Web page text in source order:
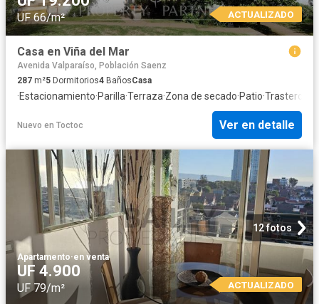
UF 66/m² ACTUALIZADO
Casa en Viña del Mar
Avenida Valparaíso, Población Saenz
287 m²5 Dormitorios4 BañosCasa
·Estacionamiento·Parilla·Terraza·Zona de secado·Patio·Trastero
Nuevo en Toctoc Ver en detalle
12 fotos
Apartamento·en venta
UF 4.900
UF 79/m² ACTUALIZADO